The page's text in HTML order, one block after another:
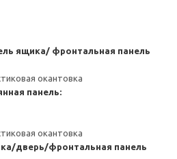
ящика/ фронтальная панель
окантовка
панель:
окантовка
дверь/фронтальная панель